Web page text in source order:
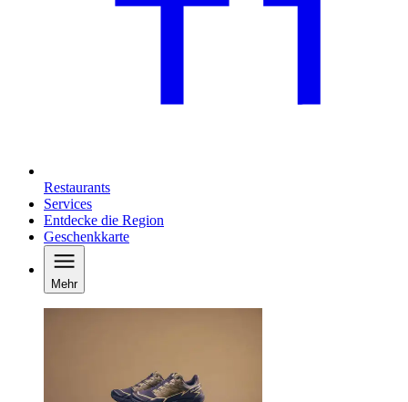
Restaurants
Services
Entdecke die Region
Geschenkkarte
Mehr